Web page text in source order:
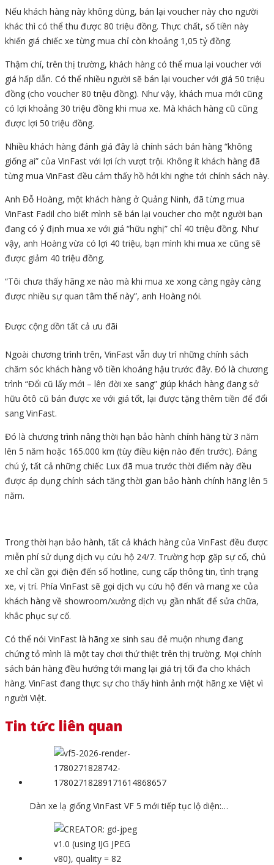
Nếu khách hàng này không dùng, bán lại voucher này cho người
khác thì có thể thu được 80 triệu đồng. Thực chất, số tiền này
khiến giá chiếc xe từng mua chỉ còn khoảng 1,05 tỷ đồng.
Thậm chí, trên thị trường, khách hàng có thể mua lại voucher với
giá hấp dẫn. Có thể nhiều người sẽ bán lại voucher với giá 50 triệu
đồng (cho voucher 80 triệu đồng). Như vậy, khách mua mới cũng
có lợi khoảng 30 triệu đồng khi mua xe. Mà khách hàng cũ cũng
được lợi 50 triệu đồng.
Nhiều khách hàng đánh giá đây là chính sách bán hàng “không
giống ai” của VinFast với lợi ích vượt trội. Không ít khách hàng đã
từng mua VinFast đều cảm thấy hồ hởi khi nghe tới chính sách này.
Anh Đỗ Hoàng, một khách hàng ở Quảng Ninh, đã từng mua
VinFast Fadil cho biết mình sẽ bán lại voucher cho một người bạn
đang có ý định mua xe với giá “hữu nghị” chỉ 40 triệu đồng. Như
vậy, anh Hoàng vừa có lợi 40 triệu, bạn mình khi mua xe cũng sẽ
được giảm 40 triệu đồng.
“Tôi chưa thấy hãng xe nào mà khi mua xe xong càng ngày càng
được nhiều sự quan tâm thế này”, anh Hoàng nói.
Được cộng dồn tất cả ưu đãi
Ngoài chương trình trên, VinFast vẫn duy trì những chính sách
chăm sóc khách hàng vô tiền khoáng hậu trước đây. Đó là chương
trình “Đổi cũ lấy mới – lên đời xe sang” giúp khách hàng đang sở
hữu ôtô cũ bán được xe với giá tốt, lại được tặng thêm tiền để đổi
sang VinFast.
Đó là chương trình nâng thời hạn bảo hành chính hãng từ 3 năm
lên 5 năm hoặc 165.000 km (tùy điều kiện nào đến trước). Đáng
chú ý, tất cả những chiếc Lux đã mua trước thời điểm này đều
được áp dụng chính sách tăng thời gian bảo hành chính hãng lên 5
năm.
Trong thời hạn bảo hành, tất cả khách hàng của VinFast đều được
miễn phí sử dụng dịch vụ cứu hộ 24/7. Trường hợp gặp sự cố, chủ
xe chỉ cần gọi điện đến số hotline, cung cấp thông tin, tình trạng
xe, vị trí. Phía VinFast sẽ gọi dịch vụ cứu hộ đến và mang xe của
khách hàng về showroom/xưởng dịch vụ gần nhất để sửa chữa,
khắc phục sự cố.
Có thể nói VinFast là hãng xe sinh sau đẻ muộn nhưng đang
chứng tỏ mình là một tay chơi thứ thiệt trên thị trường. Mọi chính
sách bán hàng đều hướng tới mang lại giá trị tối đa cho khách
hàng. VinFast đang thực sự cho thấy hình ảnh một hãng xe Việt vì
người Việt.
Tin tức liên quan
Dàn xe lạ giống VinFast VF 5 mới tiếp tục lộ diện:…